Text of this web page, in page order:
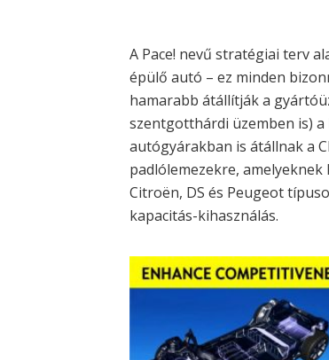
A Pace! nevű stratégiai terv
épülő autó – ez minden
hamarabb átállítják a
szentgotthárdi üzemben is)
autógyárakban is átállnak a
padlólemezekre,
Citroën, DS és Peugeot
kapacitás-kihasználás.